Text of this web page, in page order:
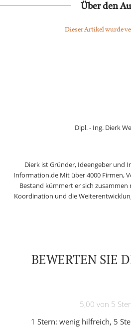
Über den
Dieser Artikel wurde
Dipl. - Ing. Dierk
Dierk ist Gründer, Ideengeber und
Information.de Mit über 4000 Firmen,
Bestand kümmert er sich zusammen
Koordination und die
BEWERTEN SIE
5,00 von 5
1 Stern: wenig hilfreich, 5